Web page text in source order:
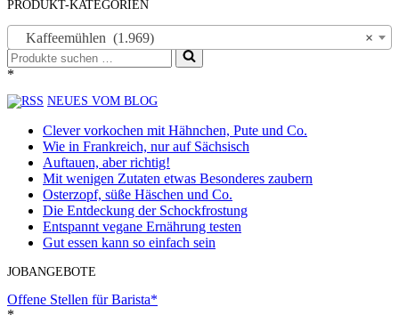
PRODUKT-KATEGORIEN
×
Kaffeemühlen (1.969)
Suchen
nach …
*
NEUES VOM BLOG
Clever vorkochen mit Hähnchen, Pute und Co.
Wie in Frankreich, nur auf Sächsisch
Auftauen, aber richtig!
Mit wenigen Zutaten etwas Besonderes zaubern
Osterzopf, süße Häschen und Co.
Die Entdeckung der Schockfrostung
Entspannt vegane Ernährung testen
Gut essen kann so einfach sein
JOBANGEBOTE
Offene Stellen für Barista*
*